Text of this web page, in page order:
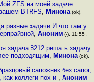
ZFS на моей задаче
BTRFS, Минона(ok),
разные задачи И что там у
, Аноним (-), 11:55 ,
задача 8212 решать задачу
подходящим, Минона (ok),
сапожник без сапог,
коллеги пох и , Аноним